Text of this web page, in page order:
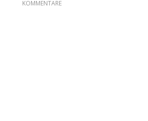
KOMMENTARE